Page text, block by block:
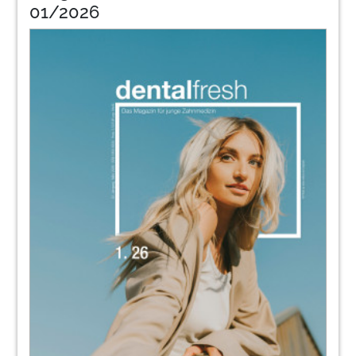
Dr. Danush Ahrberg im Gespräch
WIR. Die Oemus Media AG:
Kulzer GmbH
Glasklare Sache
KaVo Dental GmbH / Kerr GmbH
Let´s talk about: Money
Nicole Gerwert im Gespräch über Geld
01/2026